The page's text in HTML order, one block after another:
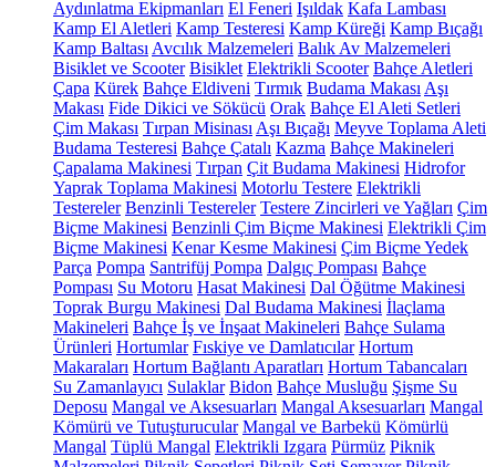
Aydınlatma Ekipmanları El Feneri Işıldak Kafa Lambası
Kamp El Aletleri Kamp Testeresi Kamp Küreği Kamp Bıçağı
Kamp Baltası Avcılık Malzemeleri Balık Av Malzemeleri
Bisiklet ve Scooter Bisiklet Elektrikli Scooter Bahçe Aletleri
Çapa Kürek Bahçe Eldiveni Tırmık Budama Makası Aşı
Makası Fide Dikici ve Sökücü Orak Bahçe El Aleti Setleri
Çim Makası Tırpan Misinası Aşı Bıçağı Meyve Toplama Aleti
Budama Testeresi Bahçe Çatalı Kazma Bahçe Makineleri
Çapalama Makinesi Tırpan Çit Budama Makinesi Hidrofor
Yaprak Toplama Makinesi Motorlu Testere Elektrikli
Testereler Benzinli Testereler Testere Zincirleri ve Yağları Çim
Biçme Makinesi Benzinli Çim Biçme Makinesi Elektrikli Çim
Biçme Makinesi Kenar Kesme Makinesi Çim Biçme Yedek
Parça Pompa Santrifüj Pompa Dalgıç Pompası Bahçe
Pompası Su Motoru Hasat Makinesi Dal Öğütme Makinesi
Toprak Burgu Makinesi Dal Budama Makinesi İlaçlama
Makineleri Bahçe İş ve İnşaat Makineleri Bahçe Sulama
Ürünleri Hortumlar Fıskiye ve Damlatıcılar Hortum
Makaraları Hortum Bağlantı Aparatları Hortum Tabancaları
Su Zamanlayıcı Sulaklar Bidon Bahçe Musluğu Şişme Su
Deposu Mangal ve Aksesuarları Mangal Aksesuarları Mangal
Kömürü ve Tutuşturucular Mangal ve Barbekü Kömürlü
Mangal Tüplü Mangal Elektrikli Izgara Pürmüz Piknik